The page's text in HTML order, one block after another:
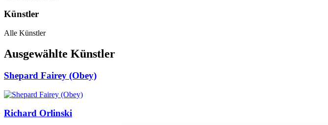
Künstler
Alle Künstler
Ausgewählte Künstler
Shepard Fairey (Obey)
Richard Orlinski